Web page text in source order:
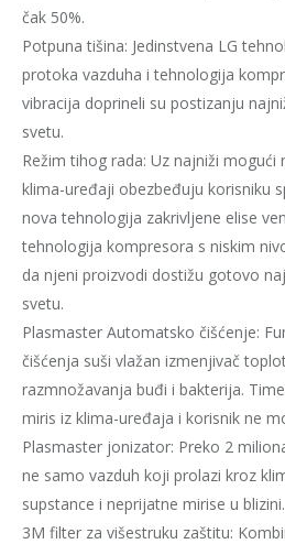
čak 50%.
Potpuna tišina: Jedinstvena LG
protoka vazduha i tehnologija
vibracija doprineli su postizanju
svetu.
Režim tihog rada: Uz najniži mogući
klima-uređaji obezbeđuju korisniku
nova tehnologija zakrivljene elise
tehnologija kompresora s niskim
da njeni proizvodi dostižu gotovo
svetu.
Plasmaster Automatsko čišćenje:
čišćenja suši vlažan izmenjivač
razmnožavanja buđi i bakterija.
miris iz klima-uređaja i korisnik ne
Plasmaster jonizator: Preko 2
ne samo vazduh koji prolazi kroz
supstance i neprijatne mirise u blizini.
3M filter za višestruku zaštitu: